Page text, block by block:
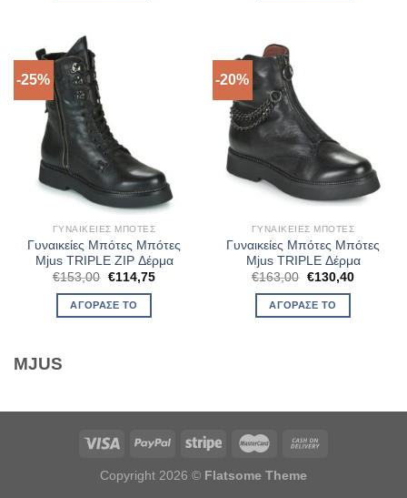
-25%
ΓΥΝΑΙΚΕΊΕΣ ΜΠΌΤΕΣ
Γυναικείες Μπότες Μπότες
Mjus TRIPLE ZIP Δέρμα
€153,00 Original
was:
€153,00.
€114,75Η
ΑΓΌΡΑΣΈ ΤΟ
-20%
ΓΥΝΑΙΚΕΊΕΣ ΜΠΌΤΕΣ
Γυναικείες Μπότες Μπότες
Mjus TRIPLE Δέρμα
€163,00 Original
was:
€163,00.
€130,40Η
ΑΓΌΡΑΣΈ ΤΟ
MJUS
Copyright 2026 © Flatsome Theme